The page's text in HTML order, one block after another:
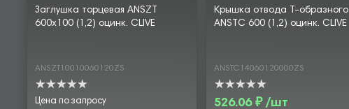
Заглушка торцевая ANSZT
600х100 (1,2) оцинк. CLIVE
ANSZT10010060120ZS
Цена по запросу
Крышка отвода Т-образного
ANSTC 600 (1,2) оцинк. CLIVE
ANSTC14060120000ZS
526.06 ₽ /шт